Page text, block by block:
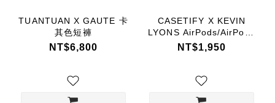
TUANTUAN X GAUTE 卡
其色短褲
NT$6,800
CASETIFY X KEVIN
LYONS AirPods/AirPods
Pro 金屬環保護殼 - 大眼
NT$1,950